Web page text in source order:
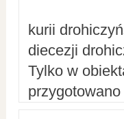
kurii
diecezji
Tylko w